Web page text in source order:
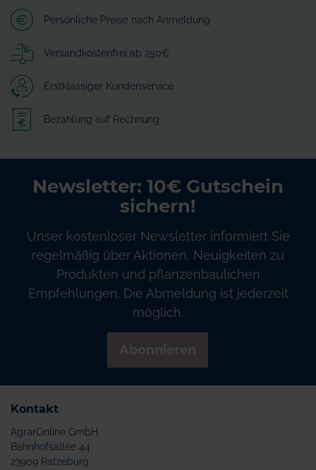
Persönliche Preise nach Anmeldung
Versandkostenfrei ab 250€
Erstklassiger Kundenservice
Bezahlung auf Rechnung
Newsletter: 10€ Gutschein
sichern!
Unser kostenloser Newsletter informiert Sie
regelmäßig über Aktionen, Neuigkeiten zu
Produkten und pflanzenbaulichen
Empfehlungen. Die Abmeldung ist jederzeit
möglich.
Kontakt
AgrarOnline GmbH
Bahnhofsallee 44
23909 Ratzeburg